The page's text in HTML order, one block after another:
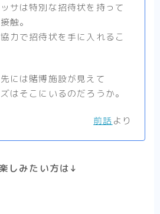
サは特別な招待状を持って
触。
力で招待状を手に入れるこ
には賭博施設が見えて
そこにいるのだろうか。
前話 より
しみたい方は↓